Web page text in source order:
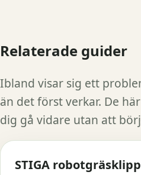
Relaterade guider
Ibland visar sig ett
än det först verkar. De
dig gå vidare utan att
STIGA